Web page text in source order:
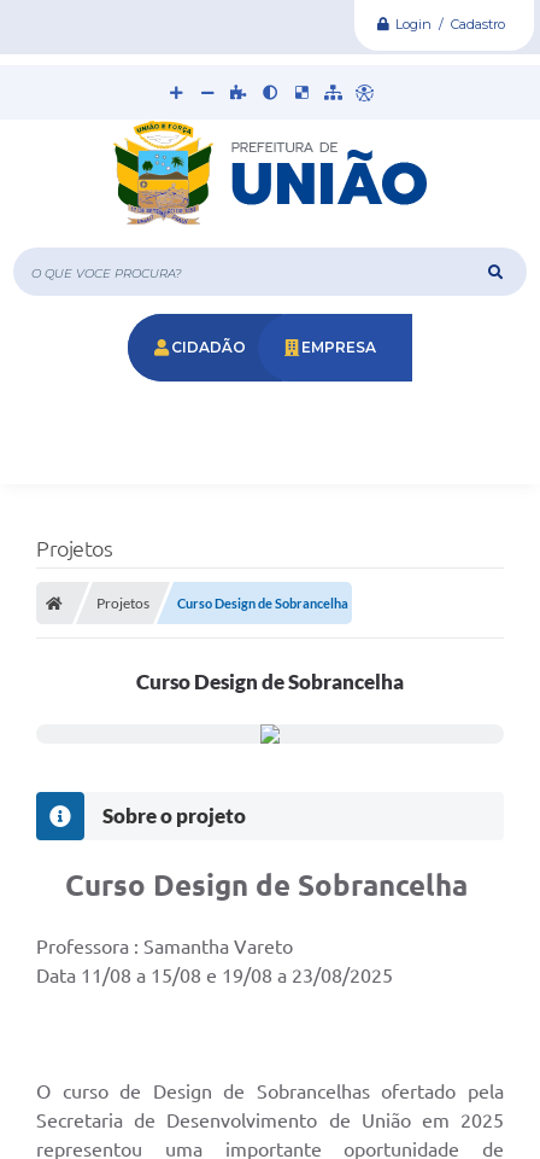
Login / Cadastro
O que voce procura?
CIDADÃO EMPRESA
Projetos
Projetos Curso Design de Sobrancelha
Curso Design de Sobrancelha
Sobre o projeto
Curso Design de Sobrancelha
Professora : Samantha Vareto
Data 11/08 a 15/08 e 19/08 a 23/08/2025
O curso de Design de Sobrancelhas ofertado pela
Secretaria de Desenvolvimento de União em 2025
representou uma importante oportunidade de